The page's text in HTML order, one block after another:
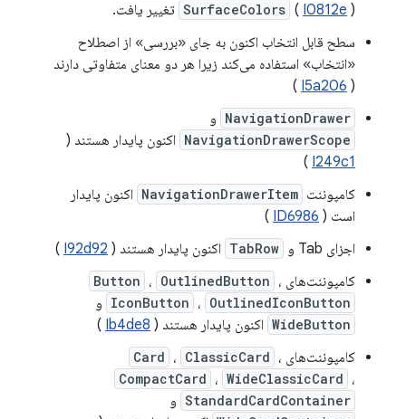
SurfaceColors ( I0812e ) تغییر یافت.
سطح قابل انتخاب اکنون به جای «بررسی» از اصطلاح
«انتخاب» استفاده می‌کند زیرا هر دو معنای متفاوتی دارند
(
I5a206
)
NavigationDrawer و
NavigationDrawerScope اکنون پایدار هستند (
I249c1
)
کامپوننت NavigationDrawerItem اکنون پایدار
است ( ID6986
)
اجزای Tab و
TabRow اکنون پایدار هستند ( I92d92
)
کامپوننت‌های
Button ، OutlinedButton ،
IconButton ، OutlinedIconButton و
WideButton اکنون پایدار هستند ( Ib4de8
)
کامپوننت‌های
Card ، ClassicCard ،
CompactCard ، WideClassicCard ،
StandardCardContainer و